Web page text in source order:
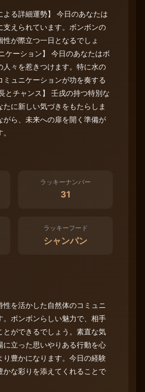
よる詳細運勢】 今日のあなたは
えられています。ボンボンの
が際立つ一日となるでしょ
ケーション】 今日のあなたはボ
人々を惹きつけます。特に水の
ュニケーションが功を奏する
とチャンス】 壬戌の持つ特別な
に新しい気づきをもたらしま
ら、未来への扉を開く準備が
ラッキーナンバー
31
ラッキーフード
シャンパン
を活かした自然体のコミュニ
ボンボンらしい魅力で、相手
とができるでしょう。素直な気
立った思いやりある行動を心
豊かになります。今日の経験
かな彩りを添えてくれることで